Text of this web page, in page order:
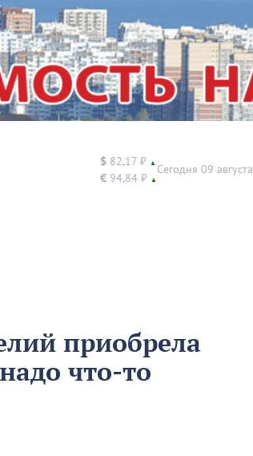
$ 82,17 ₽ ▲
€ 94,84 ₽ ▲
Сегодня 09 августа
приобрела
что-то